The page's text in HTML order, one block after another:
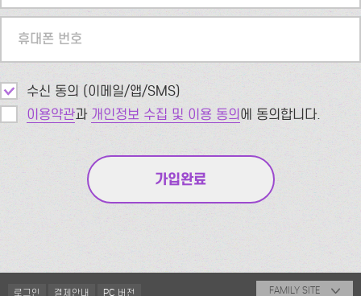
휴대폰 번호
수신 동의 (이메일/앱/SMS)
이용약관과 개인정보 수집 및 이용 동의에 동의합니다.
로그인 결제안내 PC 버전 FAMILY SITE